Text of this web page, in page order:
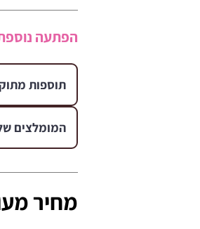
הפתעה
תוספות
המומלצים
מחיר